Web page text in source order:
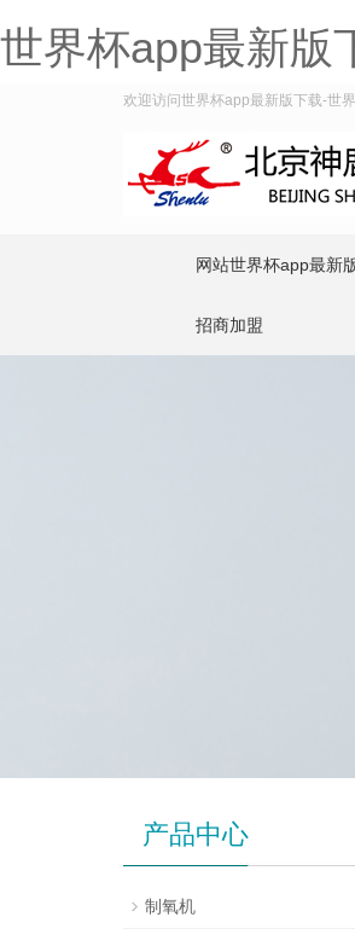
世界杯app最新版
欢迎访问世界杯app最新版下载-世
网站世界杯app最新
招商加盟
产品中心
制氧机